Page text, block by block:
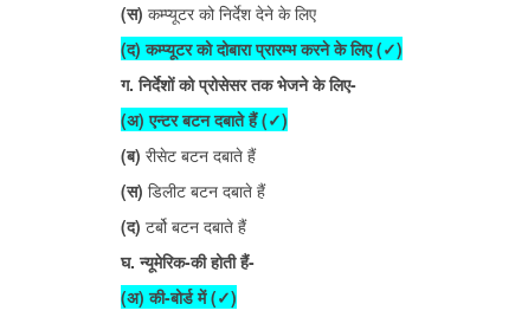
(स) कम्प्यूटर को निर्देश देने के लिए
(द) कम्प्यूटर को दोबारा प्रारम्भ करने के लिए(✓)
ग. निर्देशों को प्रोसेसर तक भेजने के लिए-
(अ) एन्टर बटन दबाते हैं(✓)
(ब) रीसेट बटन दबाते हैं
(स) डिलीट बटन दबाते हैं
(द) टर्बो बटन दबाते हैं
घ. न्यूमेरिक-की होती हैं-
(अ) की-बोर्ड में (✓)